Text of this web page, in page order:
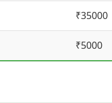
₹35000
₹5000